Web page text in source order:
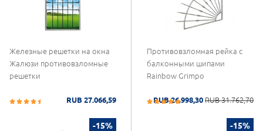
Железные решетки на окна
Жалюзи противовзломные
решетки
RUB 27.066,59
Противовзломная рейка с
балконными шипами
Rainbow Grimpo
RUB 26.998,30 RUB 31.762,70
-15% -15%